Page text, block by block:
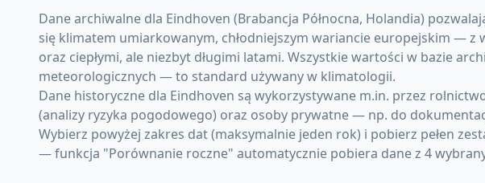
Dane archiwalne dla Eindhoven (Brabancja Północna, Holandia)
się klimatem umiarkowanym, chłodniejszym wariancie europejskim —
oraz ciepłymi, ale niezbyt długimi latami. Wszystkie wartości w bazie
meteorologicznych — to standard używany w klimatologii.
Dane historyczne dla Eindhoven są wykorzystywane m.in. przez
(analizy ryzyka pogodowego) oraz osoby prywatne — np. do
Wybierz powyżej zakres dat (maksymalnie jeden rok) i pobierz pełen
— funkcja "Porównanie roczne" automatycznie pobiera dane z 4